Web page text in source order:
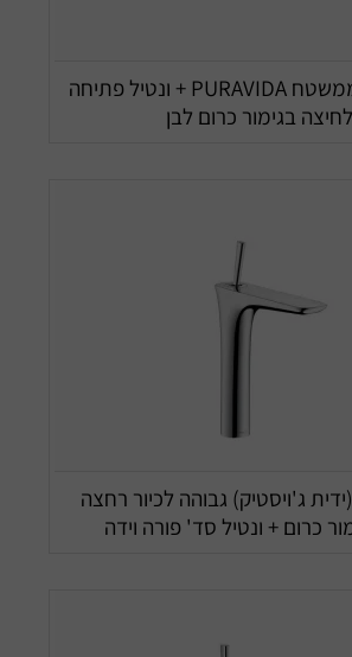
ברז 3 חורים ממשטח PURAVIDA + ונטיל פתיחה
בגימור כרום לבן
ג'ויסטיק) גבוהה לכיור רחצה
כרום + ונטיל סד' פורה וידה